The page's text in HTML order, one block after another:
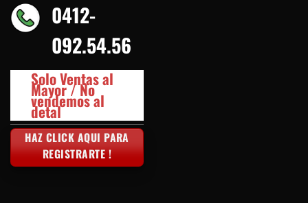
0412-
092.54.56
Solo Ventas al
Mayor / No
vendemos al
detal
HAZ CLICK AQUI PARA
REGISTRARTE !